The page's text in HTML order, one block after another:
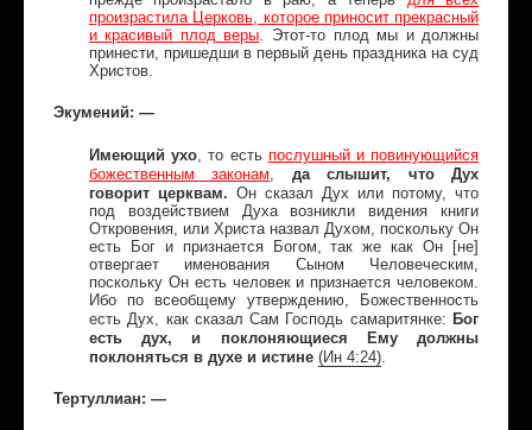
произрастила Церковь, которое приносит прекрасный
и красивый плод веры
Этот-то плод мы и должны
принести, пришедши в первый день праздника на суд
Христов.
Экумений: —
Имеющий ухо , то есть послушный и повинующийся
божественным законам
да слышит, что Дух
говорит церквам. Он сказал Дух или потому, что
под воздействием Духа возникли видения книги
Откровения, или Христа назвал Духом, поскольку Он
есть Бог и признается Богом, так же как Он [не]
отвергает именования Сыном Человеческим,
поскольку Он есть человек и признается человеком.
Ибо по всеобщему утверждению, Божественность
есть Дух, как сказал Сам Господь самаритянке: Бог
есть дух, и поклоняющиеся Ему должны
поклоняться в духе и истине (Ин4:24).
Тертуллиан: —